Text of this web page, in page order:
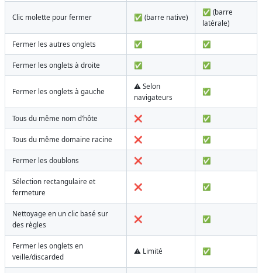
Clic molette pour fermer ✅ (barre native)
✅ (barre
latérale)
Fermer les autres onglets ✅ ✅
Fermer les onglets à droite ✅ ✅
Fermer les onglets à gauche
⚠️ Selon
navigateurs
✅
Tous du même nom d’hôte ❌ ✅
Tous du même domaine racine ❌ ✅
Fermer les doublons ❌ ✅
Sélection rectangulaire et
fermeture
❌ ✅
Nettoyage en un clic basé sur
des règles
❌ ✅
Fermer les onglets en
veille/discarded
⚠️ Limité ✅